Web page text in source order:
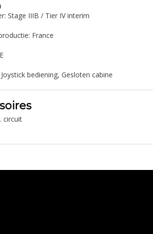
Stage IIIB / Tier IV interim
France
bediening, Gesloten cabine
circuit